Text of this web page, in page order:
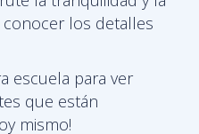
los detalles
escuela para ver
que están
mismo!